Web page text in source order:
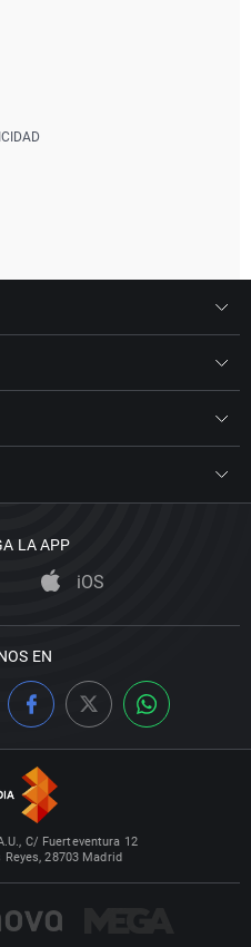
LA APP
iOS
EN
C/ Fuerteventura 12
28703 Madrid